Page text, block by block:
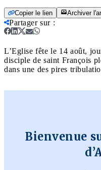
Copier le lien Archiver
Partager sur:
L’Eglise fête le 14 août,
disciple de saint François
dans une des pires
Bienvenue